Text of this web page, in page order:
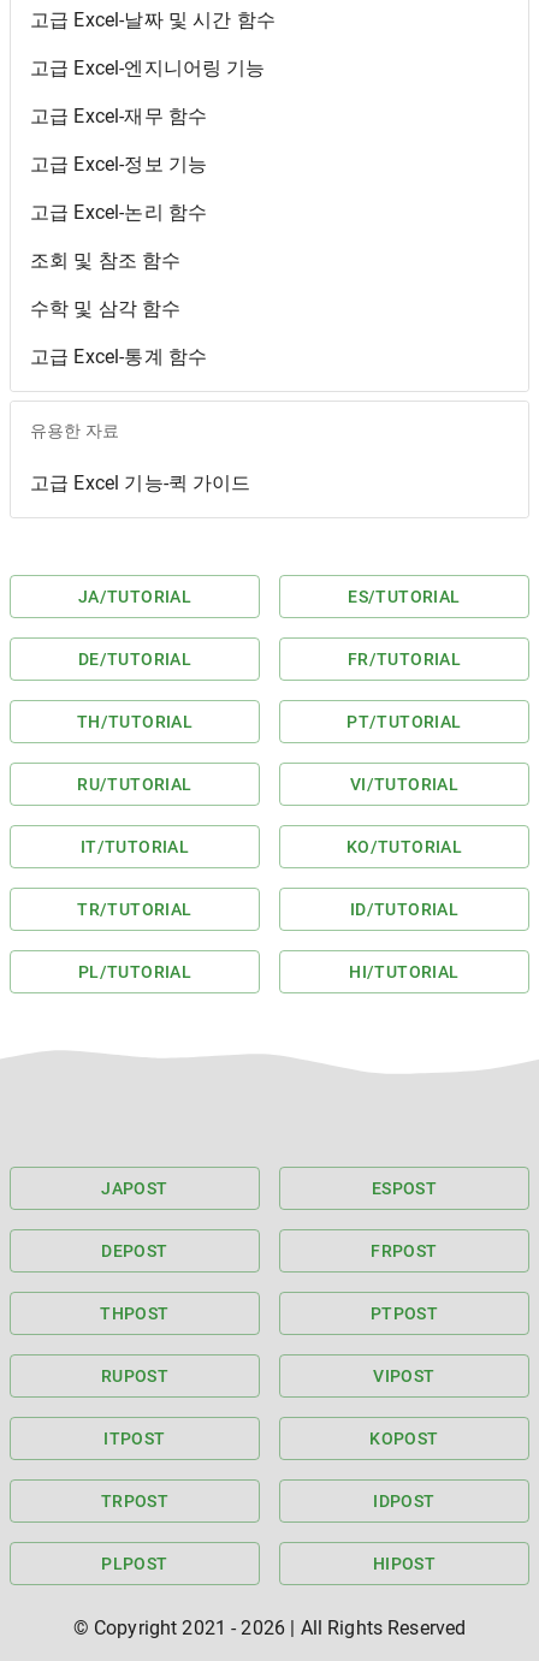
고급 Excel-날짜 및 시간 함수
고급 Excel-엔지니어링 기능
고급 Excel-재무 함수
고급 Excel-정보 기능
고급 Excel-논리 함수
조회 및 참조 함수
수학 및 삼각 함수
고급 Excel-통계 함수
유용한 자료
고급 Excel 기능-퀵 가이드
JA/TUTORIAL ES/TUTORIAL
DE/TUTORIAL FR/TUTORIAL
TH/TUTORIAL PT/TUTORIAL
RU/TUTORIAL VI/TUTORIAL
IT/TUTORIAL KO/TUTORIAL
TR/TUTORIAL ID/TUTORIAL
PL/TUTORIAL HI/TUTORIAL
JAPOST ESPOST
DEPOST FRPOST
THPOST PTPOST
RUPOST VIPOST
ITPOST KOPOST
TRPOST IDPOST
PLPOST HIPOST
© Copyright 2021 - 2026 | All Rights Reserved